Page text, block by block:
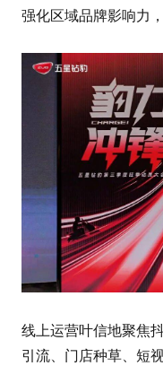
强化区域品牌影响力
线上运营叶信地聚焦
引流、门店种草、短